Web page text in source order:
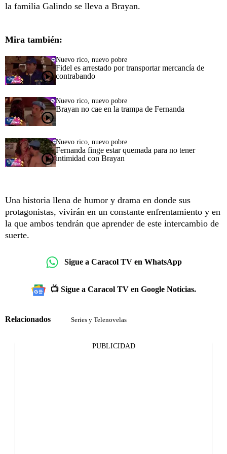
la familia Galindo se lleva a Brayan.
Mira también:
Nuevo rico, nuevo pobre
Fidel es arrestado por transportar mercancía de
contrabando
Nuevo rico, nuevo pobre
Brayan no cae en la trampa de Fernanda
Nuevo rico, nuevo pobre
Fernanda finge estar quemada para no tener
intimidad con Brayan
Una historia llena de humor y drama en donde sus
protagonistas, vivirán en un constante enfrentamiento y en
la que ambos tendrán que aprender de este intercambio de
suerte.
Sigue a Caracol TV en WhatsApp
📺 Sigue a Caracol TV en Google Noticias.
Relacionados Series y Telenovelas
PUBLICIDAD